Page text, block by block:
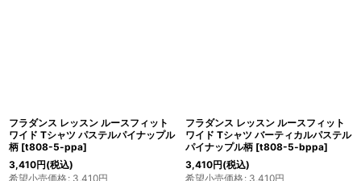
フラダンス レッスン ルースフィット
ワイド Tシャツ パステルパイナップル
柄 [t808-5-ppa]
3,410円(税込)
希望小売価格: 3,410円
フラダンス レッスン ルースフィット
ワイド Tシャツ バーティカルパステル
パイナップル柄 [t808-5-bppa]
3,410円(税込)
希望小売価格: 3,410円